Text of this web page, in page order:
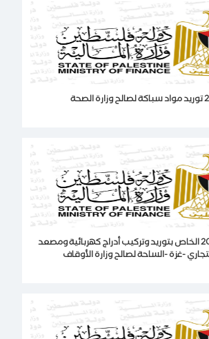
عطاء رقم 110 / 2023 الخاص بتوريد وتركيب أدراج كهربائية ومصعد
-غزة -الساحة لصالح وزارة الأوقاف